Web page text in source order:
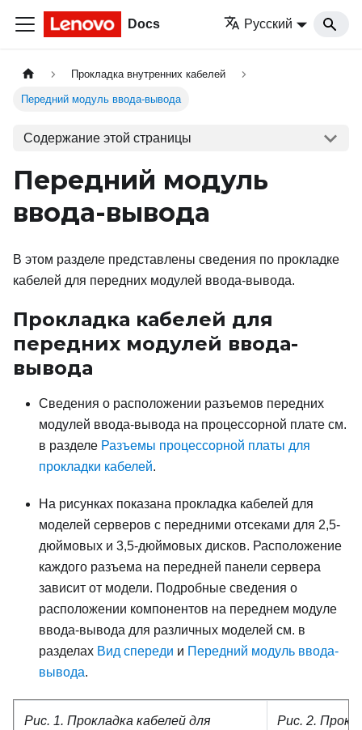
Docs Русский
Прокладка внутренних кабелей
Передний модуль ввода-вывода
Содержание этой страницы
Передний модуль
ввода-вывода
В этом разделе представлены сведения по прокладке
кабелей для передних модулей ввода-вывода.
Прокладка кабелей для
передних модулей ввода-
вывода
Сведения о расположении разъемов передних
модулей ввода-вывода на процессорной плате см.
в разделе Разъемы процессорной платы для
прокладки кабелей.
На рисунках показана прокладка кабелей для
моделей серверов с передними отсеками для 2,5-
дюймовых и 3,5-дюймовых дисков. Расположение
каждого разъема на передней панели сервера
зависит от модели. Подробные сведения о
расположении компонентов на переднем модуле
ввода-вывода для различных моделей см. в
разделах Вид спереди и Передний модуль ввода-
вывода.
Рис. 1. Прокладка кабелей для
Рис. 2.